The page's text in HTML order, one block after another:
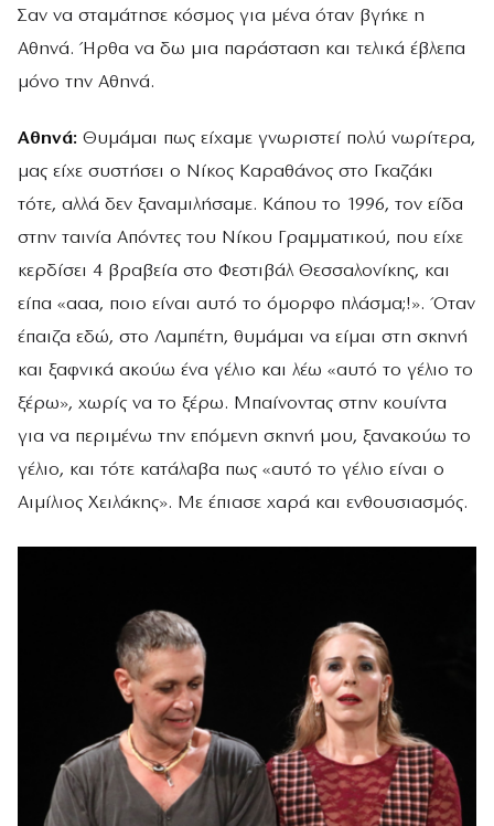
Σαν να σταμάτησε κόσμος για μένα όταν βγήκε η
Αθηνά. Ήρθα να δω μια παράσταση και τελικά έβλεπα
μόνο την Αθηνά.
Αθηνά: Θυμάμαι πως είχαμε γνωριστεί πολύ νωρίτερα,
μας είχε συστήσει ο Νίκος Καραθάνος στο Γκαζάκι
τότε, αλλά δεν ξαναμιλήσαμε. Κάπου το 1996, τον είδα
στην ταινία Απόντες του Νίκου Γραμματικού, που είχε
κερδίσει 4 βραβεία στο Φεστιβάλ Θεσσαλονίκης, και
είπα «ααα, ποιο είναι αυτό το όμορφο πλάσμα;!». Όταν
έπαιζα εδώ, στο Λαμπέτη, θυμάμαι να είμαι στη σκηνή
και ξαφνικά ακούω ένα γέλιο και λέω «αυτό το γέλιο το
ξέρω», χωρίς να το ξέρω. Μπαίνοντας στην κουίντα
για να περιμένω την επόμενη σκηνή μου, ξανακούω το
γέλιο, και τότε κατάλαβα πως «αυτό το γέλιο είναι ο
Αιμίλιος Χειλάκης». Με έπιασε χαρά και ενθουσιασμός.